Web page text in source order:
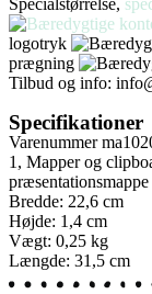
Specialstørrelse,
logotryk
prægning
Tilbud og info:
Specifikationer
Varenummer
1 , Mapper og
præsentationsmappe
Bredde: 22,6 cm
Højde: 1,4 cm
Vægt: 0,25 kg
Længde: 31,5 cm